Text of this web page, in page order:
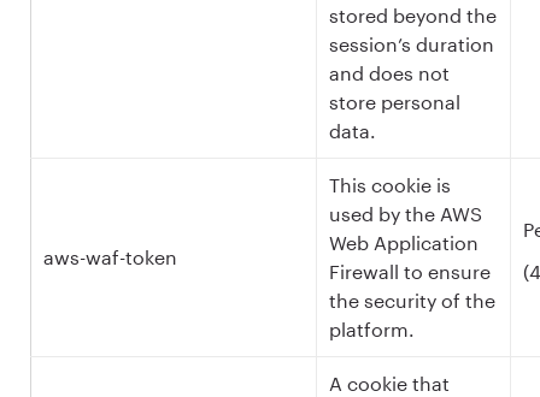
stored beyond the
session’s duration
and does not
store personal
data.
aws-waf-token
This cookie is
used by the AWS
Web Application
Firewall to ensure
the security of the
platform.
A cookie that